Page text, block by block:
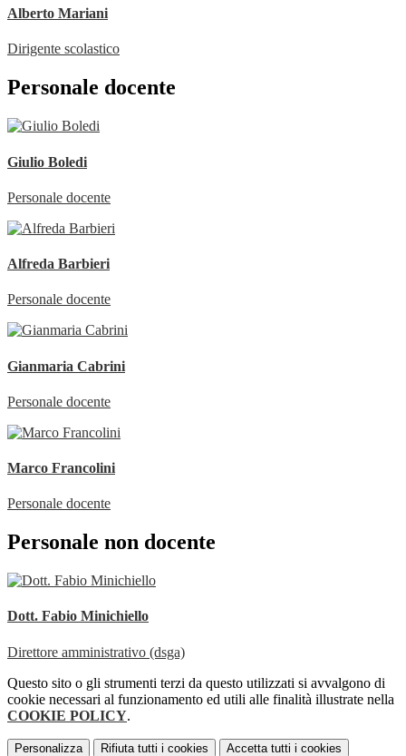
Alberto Mariani
Dirigente scolastico
Personale docente
Giulio Boledi
Personale docente
Alfreda Barbieri
Personale docente
Gianmaria Cabrini
Personale docente
Marco Francolini
Personale docente
Personale non docente
Dott. Fabio Minichiello
Direttore amministrativo (dsga)
Questo sito o gli strumenti terzi da questo utilizzati si avvalgono di
cookie necessari al funzionamento ed utili alle finalità illustrate nella
COOKIE POLICY.
Personalizza Rifiuta tutti i cookies Accetta tutti i cookies